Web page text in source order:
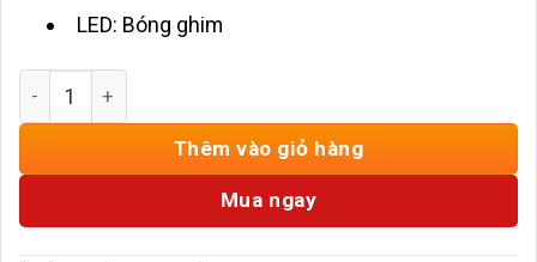
LED: Bóng ghim
Đèn Tường Trang Trí HD-VK113 số lượng
Thêm vào giỏ hàng
Mua ngay